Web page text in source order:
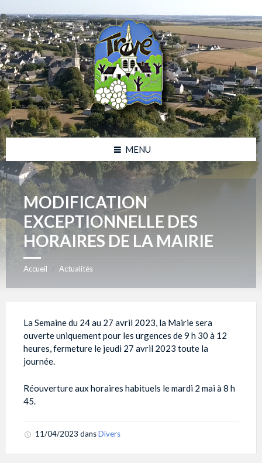
to
content
to
left
sidebar
to
right
sidebar
to
footer
MENU
MODIFICATION
EXCEPTIONNELLE DES
HORAIRES DE LA MAIRIE
Accueil / Actualités
La Semaine du 24 au 27 avril 2023, la Mairie sera
ouverte uniquement pour les urgences de 9 h 30 à 12
heures, fermeture le jeudi 27 avril 2023 toute la
journée.
Réouverture aux horaires habituels le mardi 2 mai à 8 h
45.
11/04/2023 dansDivers